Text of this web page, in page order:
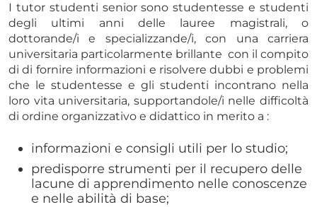
I tutor studenti senior sono studentesse e studenti
degli ultimi anni delle lauree magistrali, o
dottorande/i e specializzande/i, con una carriera
universitaria particolarmente brillante con il compito
di di fornire informazioni e risolvere dubbi e problemi
che le studentesse e gli studenti incontrano nella
loro vita universitaria, supportandole/i nelle difficoltà
di ordine organizzativo e didattico in merito a :
informazioni e consigli utili per lo studio;
predisporre strumenti per il recupero delle
lacune di apprendimento nelle conoscenze
e nelle abilità di base;